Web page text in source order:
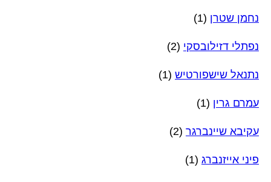
נחמן שטרן (1)
נפתלי דזילובסקי (2)
נתנאל שישפורטיש (1)
עמרם גרין (1)
עקיבא שיינברגר (2)
פיני אייזנברג (1)